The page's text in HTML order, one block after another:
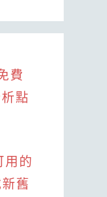
費
點
用的
舊